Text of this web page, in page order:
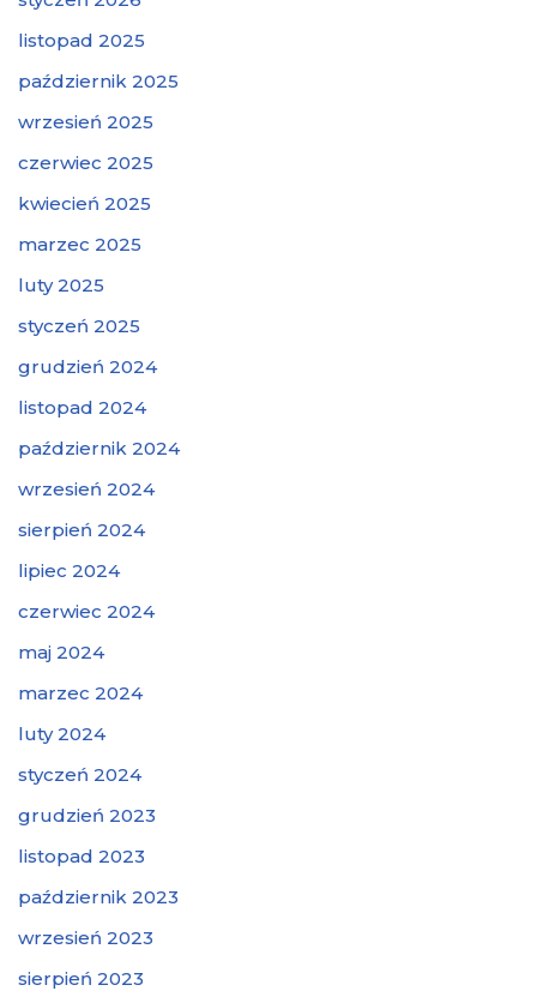
listopad 2025
październik 2025
wrzesień 2025
czerwiec 2025
kwiecień 2025
marzec 2025
luty 2025
styczeń 2025
grudzień 2024
listopad 2024
październik 2024
wrzesień 2024
sierpień 2024
lipiec 2024
czerwiec 2024
maj 2024
marzec 2024
luty 2024
styczeń 2024
grudzień 2023
listopad 2023
październik 2023
wrzesień 2023
sierpień 2023